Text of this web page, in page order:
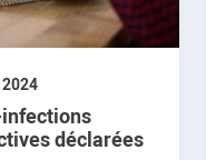
2024
déclarées